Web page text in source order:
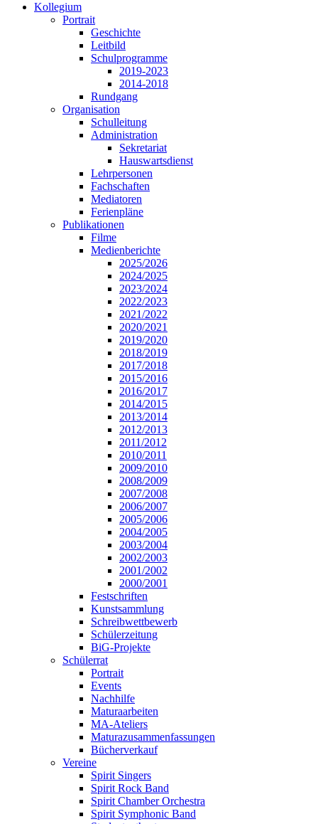
Kollegium
Portrait
Geschichte
Leitbild
Schulprogramme
2019-2023
2014-2018
Rundgang
Organisation
Schulleitung
Administration
Sekretariat
Hauswartsdienst
Lehrpersonen
Fachschaften
Mediatoren
Ferienpläne
Publikationen
Filme
Medienberichte
2025/2026
2024/2025
2023/2024
2022/2023
2021/2022
2020/2021
2019/2020
2018/2019
2017/2018
2015/2016
2016/2017
2014/2015
2013/2014
2012/2013
2011/2012
2010/2011
2009/2010
2008/2009
2007/2008
2006/2007
2005/2006
2004/2005
2003/2004
2002/2003
2001/2002
2000/2001
Festschriften
Kunstsammlung
Schreibwettbewerb
Schülerzeitung
BiG-Projekte
Schülerrat
Portrait
Events
Nachhilfe
Maturaarbeiten
MA-Ateliers
Maturazusammenfassungen
Bücherverkauf
Vereine
Spirit Singers
Spirit Rock Band
Spirit Chamber Orchestra
Spirit Symphonic Band